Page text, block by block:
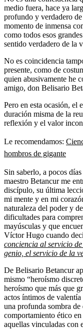
medio fuera, hace ya
profundo y verdadero
momento de inmensa
como todos esos
sentido verdadero de la
No es coincidencia
presente, como de
quien abusivamente he
amigo, don Belisario
Pero en esta ocasión, el
duración misma de la
reflexión y el valor
Le recomendamos:
hombros de gigante
Sin saberlo, a pocos
maestro Betancur me
discípulo, su última
mi mente y en mi
naturaleza del poder y
dificultades para
mayúsculas y que
Víctor Hugo cuando
conciencia al servicio
genio, el servicio de la
De Belisario Betancur
mismo “heroísmo
heroísmo que más que
actos íntimos de valentía
una profunda sombra
comportamiento ético
aquellas vinculadas con